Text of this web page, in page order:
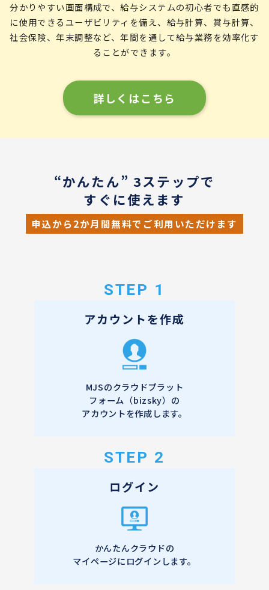
詳しくはこちら
分かりやすい画面構成で、給与システムの初心者でも直感的
に使用できるユーザビリティを備え、給与計算、賞与計算、
社会保険、年末調整など、年間を通して給与業務を効率化す
ることができます。
“かんたん” 3ステップで
すぐに使えます
申込から2か月間無料でご利用いただけます
STEP 1
アカウントを作成
MJSのクラウドプラット
フォーム（bizsky）の
アカウントを作成します。
STEP 2
ログイン
かんたんクラウドの
マイページにログインします。